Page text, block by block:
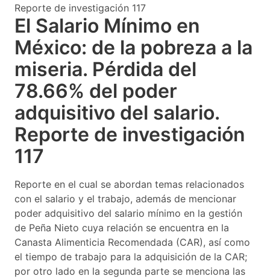
Reporte de investigación 117
El Salario Mínimo en
México: de la pobreza a la
miseria. Pérdida del
78.66% del poder
adquisitivo del salario.
Reporte de investigación
117
Reporte en el cual se abordan temas relacionados
con el salario y el trabajo, además de mencionar
poder adquisitivo del salario mínimo en la gestión
de Peña Nieto cuya relación se encuentra en la
Canasta Alimenticia Recomendada (CAR), así como
el tiempo de trabajo para la adquisición de la CAR;
por otro lado en la segunda parte se menciona las